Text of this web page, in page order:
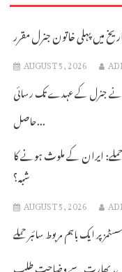
میں پہلی خاتون جنرل مقرر
AUGUST 5, 2026
نے جنرل کے عہدے تک رسائی
حاصل...
حملے: ایران کے ملوث ہونے کا
شبہ؟
AUGUST 5, 2026
بھارت سے وضاحت طلب